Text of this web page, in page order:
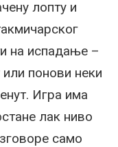
лопту и
на испадање –
понови неки
Игра има
лак ниво
само